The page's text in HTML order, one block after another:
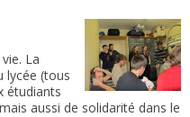
La
lycée (tous
étudiants
aussi de solidarité dans le